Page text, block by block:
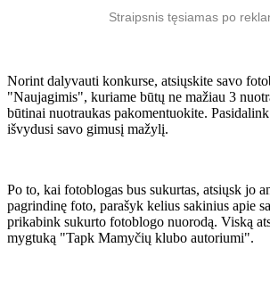
Straipsnis tęsiamas po
Norint dalyvauti konkurse, atsiųskite savo
"Naujagimis", kuriame būtų ne mažiau 3
būtinai nuotraukas pakomentuokite.
išvydusi savo gimusį mažylį.
Po to, kai fotoblogas bus sukurtas, atsiųsk jo
pagrindinę foto, parašyk kelius sakinius apie
prikabink sukurto fotoblogo nuorodą. Viską
mygtuką "Tapk Mamyčių klubo autoriumi".